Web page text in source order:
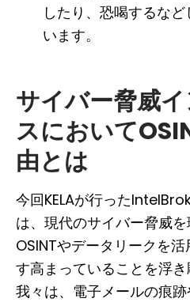
したり、恐喝するな
います。
サイバー脅威
スにおいて
由とは
今回KELAが行った
は、現代のサイバー脅威を
OSINTやデータリークを
す高まっていることを浮き
我々は、電子メールの痕跡